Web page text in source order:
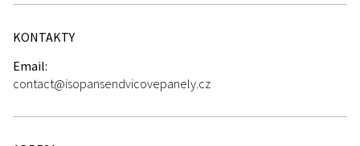
KONTAKTY
Email:
contact@isopansendvicovepanely.cz